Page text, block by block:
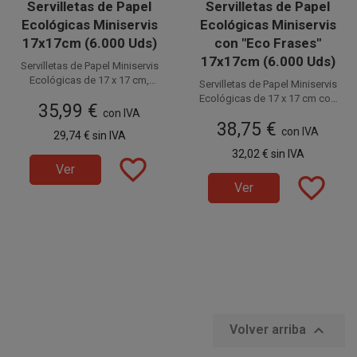
Servilletas de Papel
Ecológicas Miniservis
17x17cm (6.000 Uds)
Servilletas de Papel Miniservis
Ecológicas de 17 x 17 cm,
Tissue. Perfectas para
dispensadores y servilletros de
Bares, Cafetería, Restaurantes,
de 6.000 unidades, distribuidas
unidades.
35,99 € con IVA
29,74 € sin IVA
Ver favorite_border
Servilletas de Papel
Ecológicas Miniservis
con "Eco Frases"
17x17cm (6.000 Uds)
Servilletas de Papel Miniservis
Ecológicas de 17 x 17 cm con
ambiente, fabricadas en papel
reciclado tissue. Perfectas para
dispensadores y servilletros de
de 6.000 unidades, distribuidas
unidades.
38,75 € con IVA
32,02 € sin IVA
Ver favorite_border
Volver arriba 